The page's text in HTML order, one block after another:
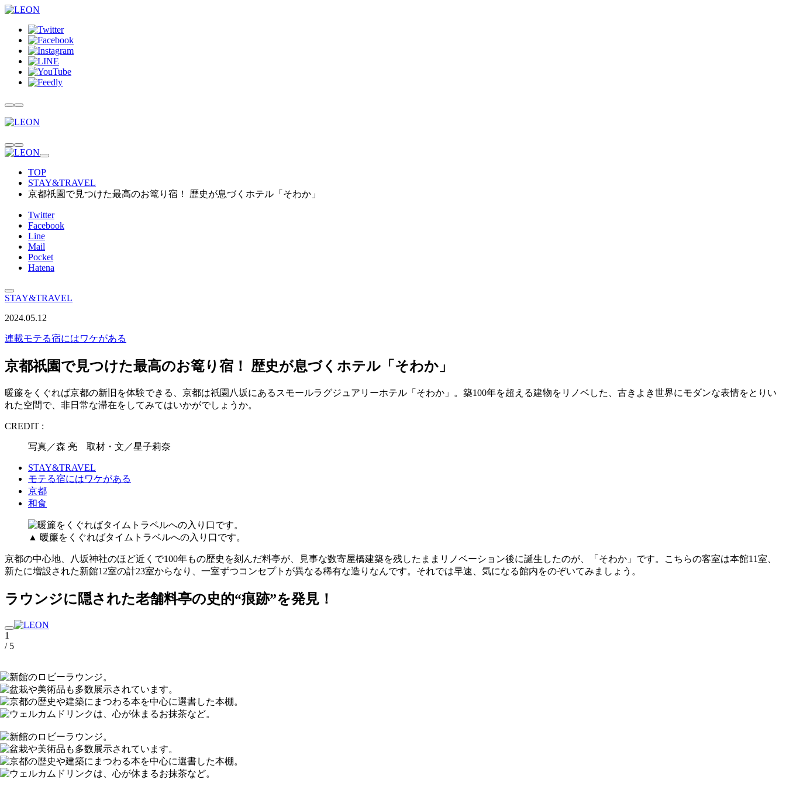
TOP
STAY&TRAVEL
京都祇園で見つけた最高のお篭り宿！ 歴史が息づくホテル「そわか」
Twitter
Facebook
Line
Mail
Pocket
Hatena
STAY&TRAVEL
2024.05.12
連載モテる宿にはワケがある
京都祇園で見つけた最高のお篭り宿！ 歴史が息づくホテル「そわか」
暖簾をくぐれば京都の新旧を体験できる、京都は祇園八坂にあるスモールラグジュアリーホテル「そわか」。築100年を超える建物をリノベした、古きよき世界にモダンな表情をとりい
れた空間で、非日常な滞在をしてみてはいかがでしょうか。
CREDIT :
写真／森 亮 取材・文／星子莉奈
STAY&TRAVEL
モテる宿にはワケがある
京都
和食
▲ 暖簾をくぐればタイムトラベルへの入り口です。
京都の中心地、八坂神社のほど近くで100年もの歴史を刻んだ料亭が、見事な数寄屋橋建築を残したままリノベーション後に誕生したのが、「そわか」です。こちらの客室は本館11室、
新たに増設された新館12室の計23室からなり、一室ずつコンセプトが異なる稀有な造りなんです。それでは早速、気になる館内をのぞいてみましょう。
ラウンジに隠された老舗料亭の史的“痕跡”を発見！
1
/ 5